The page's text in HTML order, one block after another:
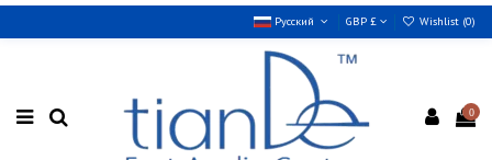
Русский GBP £ Wishlist (0)
0